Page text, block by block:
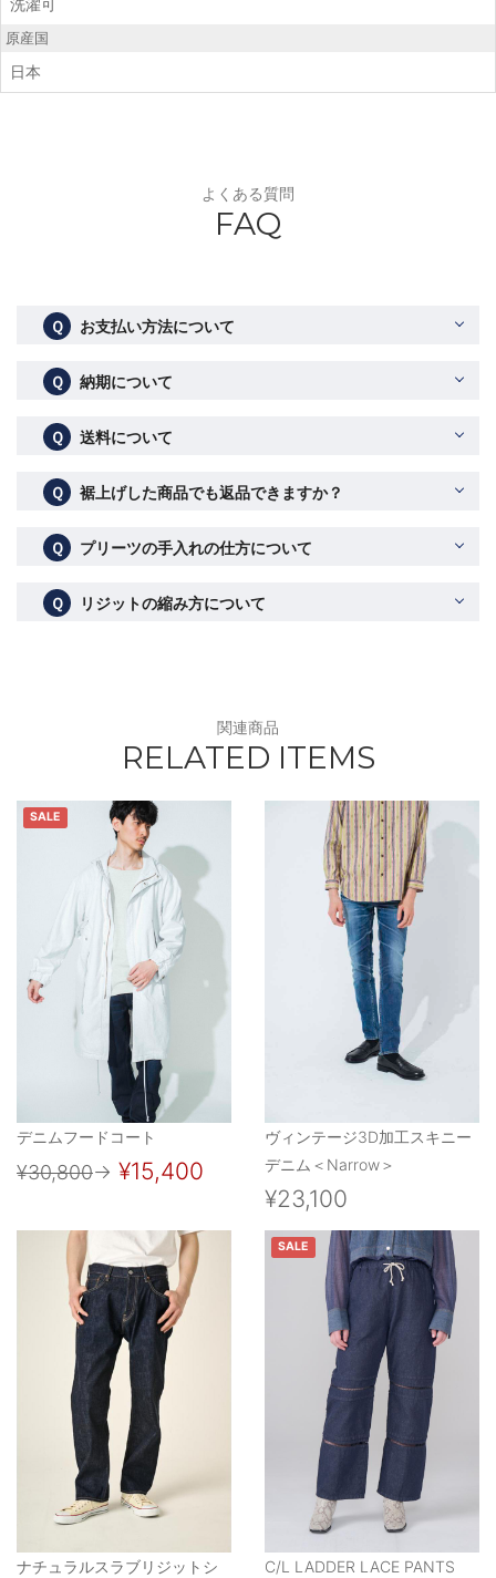
洗濯可
原産国
日本
よくある質問
FAQ
Ｑ お支払い方法について
Ｑ 納期について
Ｑ 送料について
Ｑ 裾上げした商品でも返品できますか？
Ｑ プリーツの手入れの仕方について
Ｑ リジットの縮み方について
関連商品
RELATED ITEMS
SALE
デニムフードコート
¥30,800→ ¥15,400
ヴィンテージ3D加工スキニー
デニム＜Narrow＞
¥23,100
ナチュラルスラブリジットシ
SALE
C/L LADDER LACE PANTS